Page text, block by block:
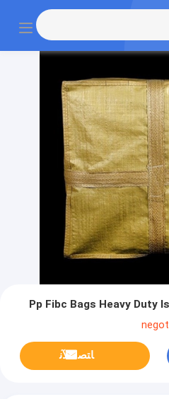
ﺎﺘﺼﻟ ﺍﻶﻧ